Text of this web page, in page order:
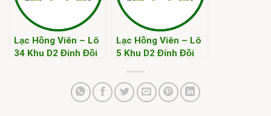
Lạc Hồng Viên – Lô
34 Khu D2 Đỉnh Đồi
Lạc Hồng Viên – Lô
5 Khu D2 Đỉnh Đồi